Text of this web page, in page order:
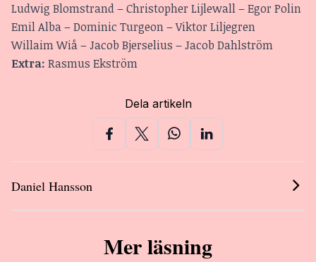
Ludwig Blomstrand – Christopher Lijlewall – Egor Polin
Emil Alba – Dominic Turgeon – Viktor Liljegren
Willaim Wiå – Jacob Bjerselius – Jacob Dahlström
Extra: Rasmus Ekström
Dela artikeln
Daniel Hansson
Mer läsning